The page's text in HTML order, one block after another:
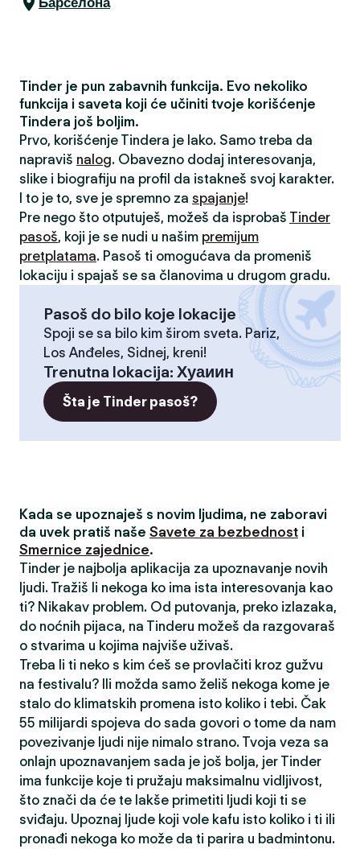
Tinder je pun zabavnih funkcija. Evo nekoliko
funkcija i saveta koji će učiniti tvoje korišćenje
Tindera još boljim.
Prvo, korišćenje Tindera je lako. Samo treba da
napraviš nalog. Obavezno dodaj interesovanja,
slike i biografiju na profil da istakneš svoj karakter.
I to je to, sve je spremno za spajanje!
Pre nego što otputuješ, možeš da isprobaš Tinder
pasoš, koji je se nudi u našim premijum
pretplatama. Pasoš ti omogućava da promeniš
lokaciju i spajaš se sa članovima u drugom gradu.
Pasoš do bilo koje lokacije
Spoji se sa bilo kim širom sveta. Pariz,
Los Anđeles, Sidnej, kreni!
Trenutna lokacija: Хуаиин
Šta je Tinder pasoš?
Kada se upoznaješ s novim ljudima, ne zaboravi
da uvek pratiš naše Savete za bezbednost i
Smernice zajednice.
Tinder je najbolja aplikacija za upoznavanje novih
ljudi. Tražiš li nekoga ko ima ista interesovanja kao
ti? Nikakav problem. Od putovanja, preko izlazaka,
do noćnih pijaca, na Tinderu možeš da razgovaraš
o stvarima u kojima najviše uživaš.
Treba li ti neko s kim ćeš se provlačiti kroz gužvu
na festivalu? Ili možda samo želiš nekoga kome je
stalo do klimatskih promena isto koliko i tebi. Čak
55 milijardi spojeva do sada govori o tome da nam
povezivanje ljudi nije nimalo strano. Tvoja veza sa
onlajn upoznavanjem sada je još bolja, jer Tinder
ima funkcije koje ti pružaju maksimalnu vidljivost,
što znači da će te lakše primetiti ljudi koji ti se
sviđaju. Upoznaj ljude koji vole kafu isto koliko i ti ili
pronađi nekoga ko može da ti parira u badmintonu.